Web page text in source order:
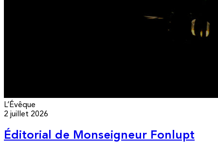
L’Évêque
2 juillet 2026
Éditorial de Monseigneur Fonlupt